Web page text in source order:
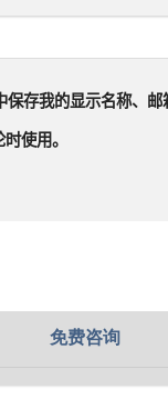
保存我的显示名称、邮
使用。
免费咨询